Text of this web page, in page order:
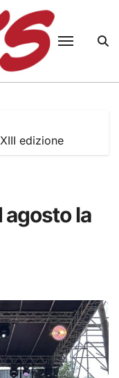
edizione
agosto la